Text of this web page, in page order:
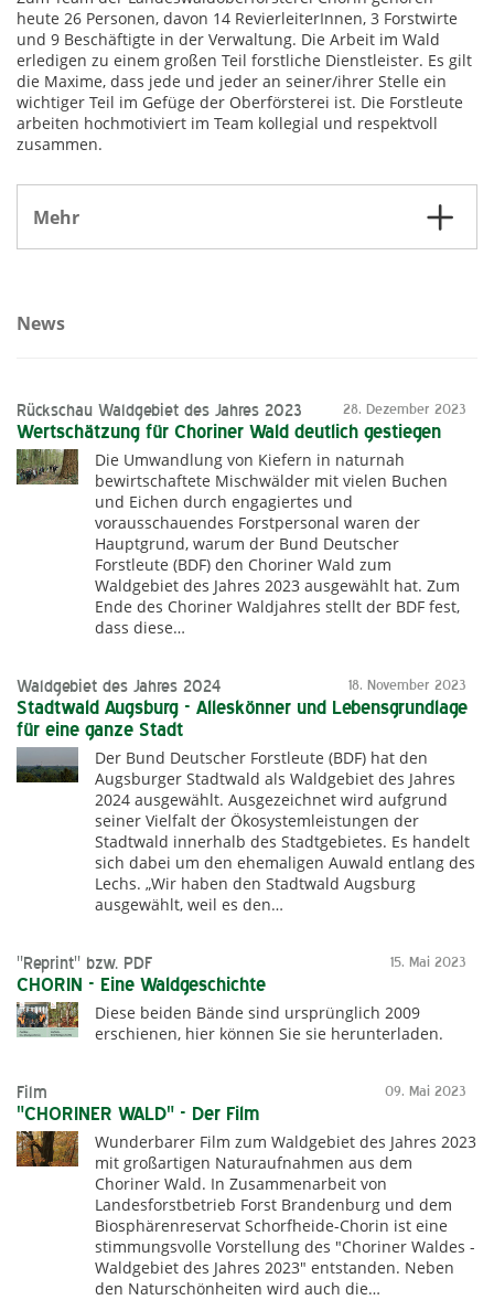
heute 26 Personen, davon 14 RevierleiterInnen, 3 Forstwirte
und 9 Beschäftigte in der Verwaltung. Die Arbeit im Wald
erledigen zu einem großen Teil forstliche Dienstleister. Es gilt
die Maxime, dass jede und jeder an seiner/ihrer Stelle ein
wichtiger Teil im Gefüge der Oberförsterei ist. Die Forstleute
arbeiten hochmotiviert im Team kollegial und respektvoll
zusammen.
Mehr
News
28. Dezember 2023
Rückschau Waldgebiet des Jahres 2023
Wertschätzung für Choriner Wald deutlich gestiegen
Die Umwandlung von Kiefern in naturnah
bewirtschaftete Mischwälder mit vielen Buchen
und Eichen durch engagiertes und
vorausschauendes Forstpersonal waren der
Hauptgrund, warum der Bund Deutscher
Forstleute (BDF) den Choriner Wald zum
Waldgebiet des Jahres 2023 ausgewählt hat. Zum
Ende des Choriner Waldjahres stellt der BDF fest,
dass diese…
18. November 2023
Waldgebiet des Jahres 2024
Stadtwald Augsburg - Alleskönner und Lebensgrundlage
für eine ganze Stadt
Der Bund Deutscher Forstleute (BDF) hat den
Augsburger Stadtwald als Waldgebiet des Jahres
2024 ausgewählt. Ausgezeichnet wird aufgrund
seiner Vielfalt der Ökosystemleistungen der
Stadtwald innerhalb des Stadtgebietes. Es handelt
sich dabei um den ehemaligen Auwald entlang des
Lechs. „Wir haben den Stadtwald Augsburg
ausgewählt, weil es den…
15. Mai 2023
"Reprint" bzw. PDF
CHORIN - Eine Waldgeschichte
Diese beiden Bände sind ursprünglich 2009
erschienen, hier können Sie sie herunterladen.
09. Mai 2023
Film
"CHORINER WALD" - Der Film
Wunderbarer Film zum Waldgebiet des Jahres 2023
mit großartigen Naturaufnahmen aus dem
Choriner Wald. In Zusammenarbeit von
Landesforstbetrieb Forst Brandenburg und dem
Biosphärenreservat Schorfheide-Chorin ist eine
stimmungsvolle Vorstellung des "Choriner Waldes -
Waldgebiet des Jahres 2023" entstanden. Neben
den Naturschönheiten wird auch die…